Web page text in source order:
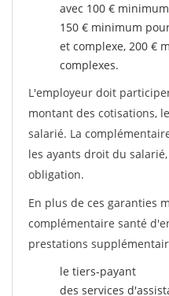
avec 100 €
150 € minimum
et complexe, 200 €
complexes.
L'employeur doit
montant des cotisations,
salarié. La
les ayants droit du
obligation.
En plus de ces garanties
complémentaire santé
prestations
le tiers-payant
des services